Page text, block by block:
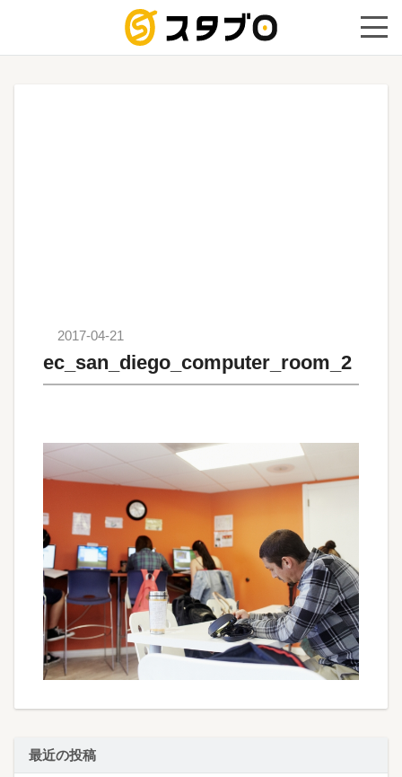
手続き
2017-04-21
ec_san_diego_computer_room_2
最近の投稿